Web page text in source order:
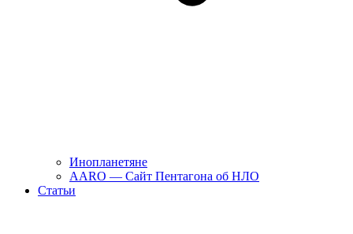
Инопланетяне
AARO — Сайт Пентагона об НЛО
Статьи